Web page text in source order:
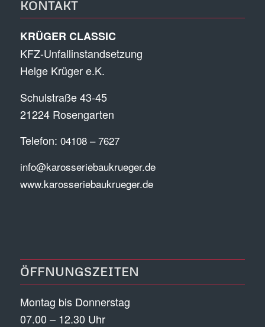
KONTAKT
KRÜGER CLASSIC
KFZ-Unfallinstandsetzung
Helge Krüger e.K.
Schulstraße 43-45
21224 Rosengarten
Telefon: 04108 – 7627
info@karosseriebaukrueger.de
www.karosseriebaukrueger.de
ÖFFNUNGSZEITEN
Montag bis Donnerstag
07.00 – 12.30 Uhr